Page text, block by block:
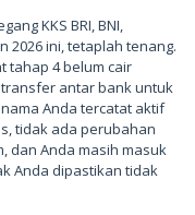
KKS BRI, BNI,
2026 ini, tetaplah tenang.
tahap 4 belum cair
antar bank untuk
Anda tercatat aktif
tidak ada perubahan
dan Anda masih masuk
Anda dipastikan tidak